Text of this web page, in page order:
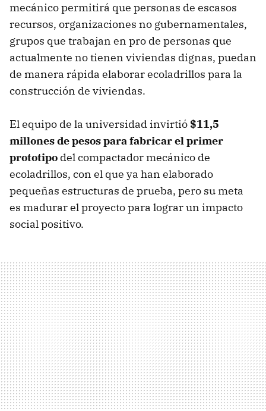
mecánico permitirá que personas de escasos
recursos, organizaciones no gubernamentales,
grupos que trabajan en pro de personas que
actualmente no tienen viviendas dignas, puedan
de manera rápida elaborar ecoladrillos para la
construcción de viviendas.
El equipo de la universidad invirtió $11,5
millones de pesos para fabricar el primer
prototipo del compactador mecánico de
ecoladrillos, con el que ya han elaborado
pequeñas estructuras de prueba, pero su meta
es madurar el proyecto para lograr un impacto
social positivo.